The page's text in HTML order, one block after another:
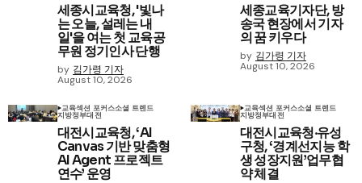
세종시교육청, '빛나
는 오늘, 설레는 내
일'을 여는 첫 교육공
무원 정기인사 단행
by 김가령 기자
August 10, 2026
세종교육기자단, 방
송국 현장에서 기자
의 꿈 키우다
by 김가령 기자
August 10, 2026
교육섹션 포커스소셜 트렌드
지방정부대전
대전시교육청, ‘AI
Canvas 기반 맞춤형
AI Agent 프로젝트
연수’ 운영
교육섹션 포커스소셜 트렌드
지방정부대전
대전시교육청‧유성
구청, ‘경계선지능 학
생 성장지원’업무협
약 체결